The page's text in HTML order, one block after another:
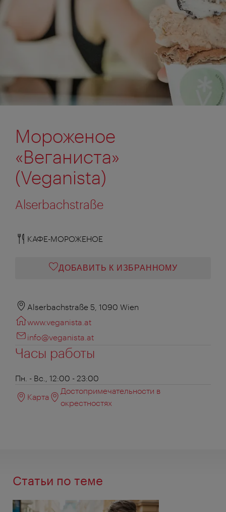
Мороженое
«Веганиста»
(Veganista)
Alserbachstraße
КАФЕ-МОРОЖЕНОЕ
ДОБАВИТЬ К ИЗБРАННОМУ
Alserbachstraße 5, 1090 Wien
www.veganista.at
info@veganista.at
Часы работы
Пн. - Вс., 12:00 - 23:00
Карта
Достопримечательности в
окрестностях
Статьи по теме